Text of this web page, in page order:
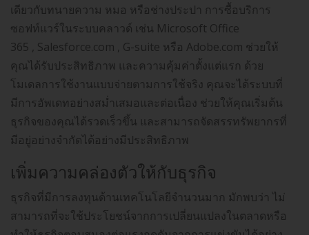
เดียวกับทนายความ หมอ หรือช่างประปา การซื้อบริการ
ซอฟท์แวร์ในระบบคลาวด์ เช่น Microsoft Office
365 , Salesforce.com , G-suite หรือ Adobe.com ช่วยให้
คุณได้รับประสิทธิภาพ และความคุ้มค่าตั้งแต่แรก ด้วย
โมเดลการใช้งานแบบจ่ายตามการใช้จริง คุณจะได้ระบบที่
มีการอัพเดทอย่างสม่ำเสมอและต่อเนื่อง ช่วยให้คุณเริ่มต้น
ธุรกิจของคุณได้รวดเร็วขึ้น และสามารถจัดสรรทรัพยากรที่
มีอยู่อย่างจำกัดได้อย่างมีประสิทธิภาพ
เพิ่มความคล่องตัวให้กับธุรกิจ
ธุรกิจที่มีการลงทุนด้านเทคโนโลยีจำนวนมาก มักพบว่า ไม่
สามารถที่จะใช้ประโยชน์จากการเปลี่ยนแปลงในตลาดหรือ